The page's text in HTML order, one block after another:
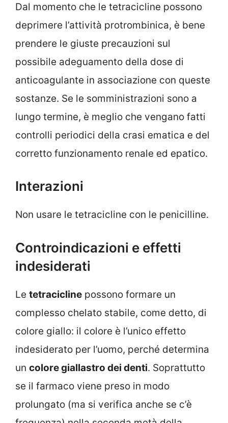
Dal momento che le tetracicline possono
deprimere l’attività protrombinica, è bene
prendere le giuste precauzioni sul
possibile adeguamento della dose di
anticoagulante in associazione con queste
sostanze. Se le somministrazioni sono a
lungo termine, è meglio che vengano fatti
controlli periodici della crasi ematica e del
corretto funzionamento renale ed epatico.
Interazioni
Non usare le tetracicline con le penicilline.
Controindicazioni e effetti
indesiderati
Le tetracicline possono formare un
complesso chelato stabile, come detto, di
colore giallo: il colore è l’unico effetto
indesiderato per l’uomo, perché determina
un colore giallastro dei denti. Soprattutto
se il farmaco viene preso in modo
prolungato (ma si verifica anche se c’è